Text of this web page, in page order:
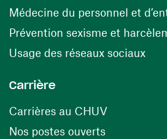
Médecine du personnel et
Prévention sexisme et
Usage des réseaux sociaux
Carrière
Carrières au CHUV(ouvre une
Nos postes ouverts(ouvre une